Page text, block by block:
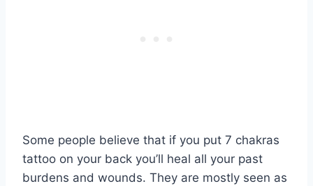
Some people believe that if you put 7 chakras
tattoo on your back you’ll heal all your past
burdens and wounds. They are mostly seen as